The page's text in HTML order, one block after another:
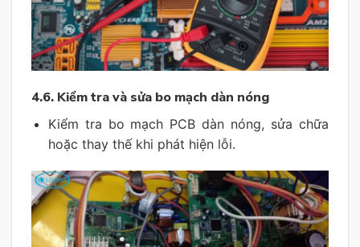
4.6. Kiểm tra và sửa bo mạch dàn nóng
Kiểm tra bo mạch PCB dàn nóng, sửa chữa
hoặc thay thế khi phát hiện lỗi.